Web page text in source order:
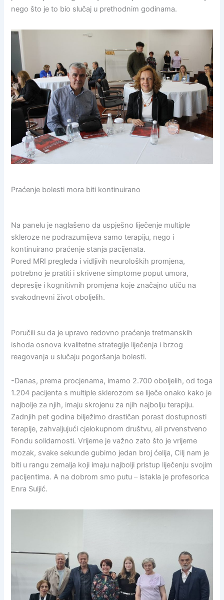
nego što je to bio slučaj u prethodnim godinama.
Praćenje bolesti mora biti kontinuirano
Na panelu je naglašeno da uspješno liječenje multiple
skleroze ne podrazumijeva samo terapiju, nego i
kontinuirano praćenje stanja pacijenata.
Pored MRI pregleda i vidljivih neuroloških promjena,
potrebno je pratiti i skrivene simptome poput umora,
depresije i kognitivnih promjena koje značajno utiču na
svakodnevni život oboljelih.
Poručili su da je upravo redovno praćenje tretmanskih
ishoda osnova kvalitetne strategije liječenja i brzog
reagovanja u slučaju pogoršanja bolesti.
-Danas, prema procjenama, imamo 2.700 oboljelih, od toga
1.204 pacijenta s multiple sklerozom se liječe onako kako je
najbolje za njih, imaju skrojenu za njih najbolju terapiju.
Zadnjih pet godina bilježimo drastičan porast dostupnosti
terapije, zahvaljujući cjelokupnom društvu, ali prvenstveno
Fondu solidarnosti. Vrijeme je važno zato što je vrijeme
mozak, svake sekunde gubimo jedan broj ćelija, Cilj nam je
biti u rangu zemalja koji imaju najbolji pristup liječenju svojim
pacijentima. A na dobrom smo putu – istakla je profesorica
Enra Suljić.